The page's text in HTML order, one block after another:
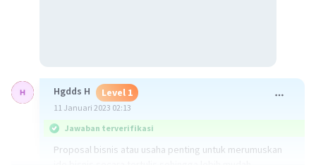
Hgdds H Level 1
11 Januari 2023 02:13
Jawaban terverifikasi
Proposal bisnis atau usaha penting untuk merumuskan